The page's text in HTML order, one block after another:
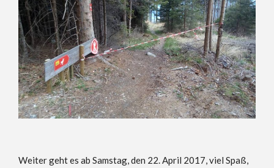
Weiter geht es ab Samstag, den 22. April 2017, viel Spaß,